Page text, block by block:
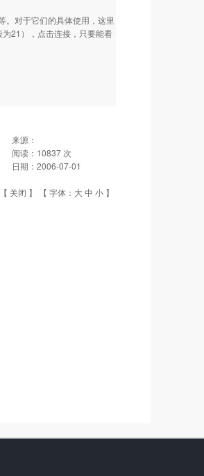
。对于它们的具体使用，这里
21），点击连接，只要能看
来源：
阅读： 10837 次
日期： 2006-07-01
关闭 】 【 字体： 大中 小 】